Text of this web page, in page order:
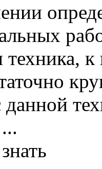
техника,
данной